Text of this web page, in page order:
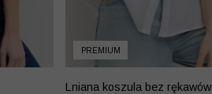
PREMIUM
Lniana koszula bez rękawów